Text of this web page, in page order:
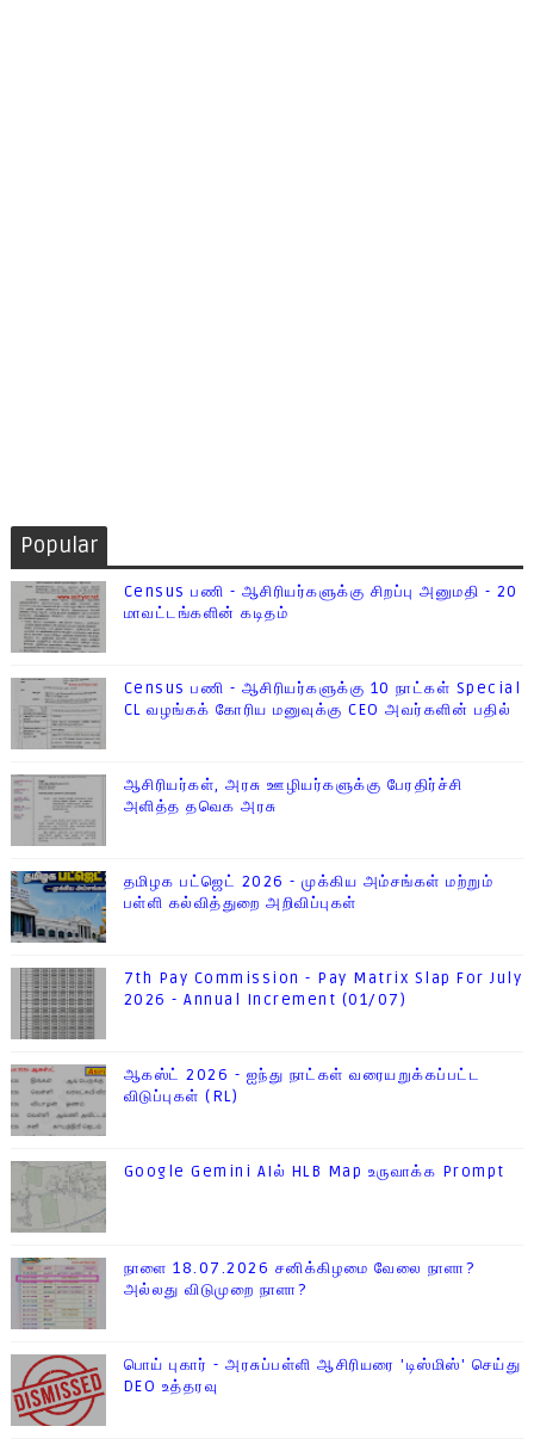
Popular
Census பணி - ஆசிரியர்களுக்கு சிறப்பு அனுமதி - 20
மாவட்டங்களின் கடிதம்
Census பணி - ஆசிரியர்களுக்கு 10 நாட்கள் Special
CL வழங்கக் கோரிய மனுவுக்கு CEO அவர்களின் பதில்
ஆசிரியர்கள், அரசு ஊழியர்களுக்கு பேரதிர்ச்சி
அளித்த தவெக அரசு
தமிழக பட்ஜெட் 2026 - முக்கிய அம்சங்கள் மற்றும்
பள்ளி கல்வித்துறை அறிவிப்புகள்
7th Pay Commission - Pay Matrix Slap For July
2026 - Annual Increment (01/07)
ஆகஸ்ட் 2026 - ஐந்து நாட்கள் வரையறுக்கப்பட்ட
விடுப்புகள் (RL)
Google Gemini AIல் HLB Map உருவாக்க Prompt
நாளை 18.07.2026 சனிக்கிழமை வேலை நாளா?
அல்லது விடுமுறை நாளா?
பொய் புகார் - அரசுப்பள்ளி ஆசிரியரை 'டிஸ்மிஸ்' செய்து
DEO உத்தரவு